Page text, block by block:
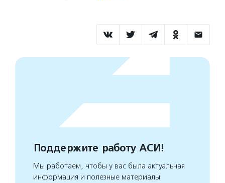
Поддержите работу АСИ!
Мы работаем, чтобы у вас была актуальная
информация и полезные материалы